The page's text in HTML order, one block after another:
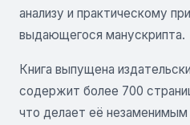
анализу и практическому
выдающегося манускрипта.
Книга выпущена
содержит более 700
что делает её незаменимым